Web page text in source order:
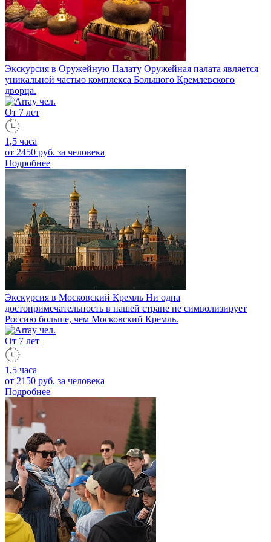
Экскурсия в Оружейную Палату Оружейная палата является
уникальной частью комплекса Большого Кремлевского
дворца.
От 7 лет
1,5 часа
от 2450 руб. за человека
Подробнее
Экскурсия в Московский Кремль Ни одна
достопримечательность в нашей стране не символизирует
Россию больше, чем Московский Кремль.
От 7 лет
1,5 часа
от 2150 руб. за человека
Подробнее